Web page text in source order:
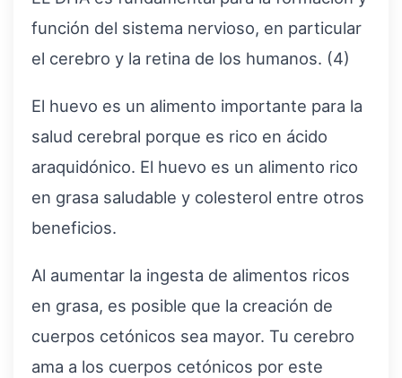
función del sistema nervioso, en particular
el cerebro y la retina de los humanos. (4)
El huevo es un alimento importante para la
salud cerebral porque es rico en ácido
araquidónico. El huevo es un alimento rico
en grasa saludable y colesterol entre otros
beneficios.
Al aumentar la ingesta de alimentos ricos
en grasa, es posible que la creación de
cuerpos cetónicos sea mayor. Tu cerebro
ama a los cuerpos cetónicos por este